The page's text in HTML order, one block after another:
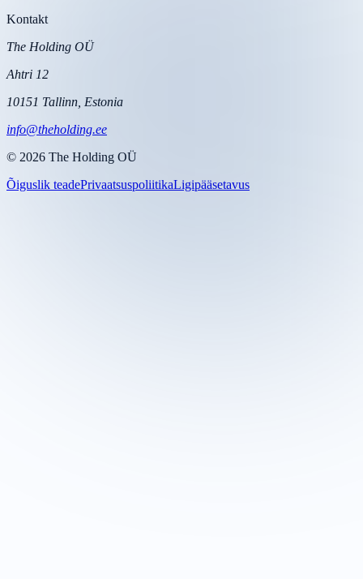
Kontakt
The Holding OÜ
Ahtri 12
10151 Tallinn, Estonia
info@theholding.ee
© 2026 The Holding OÜ
Õiguslik teadePrivaatsuspoliitikaLigipääsetavus